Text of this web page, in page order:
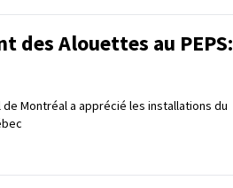
des Alouettes au PEPS:
Montréal a apprécié les installations du